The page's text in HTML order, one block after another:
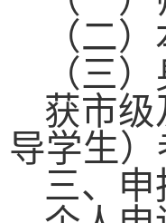
（二
（三
获市
导学生
三、申